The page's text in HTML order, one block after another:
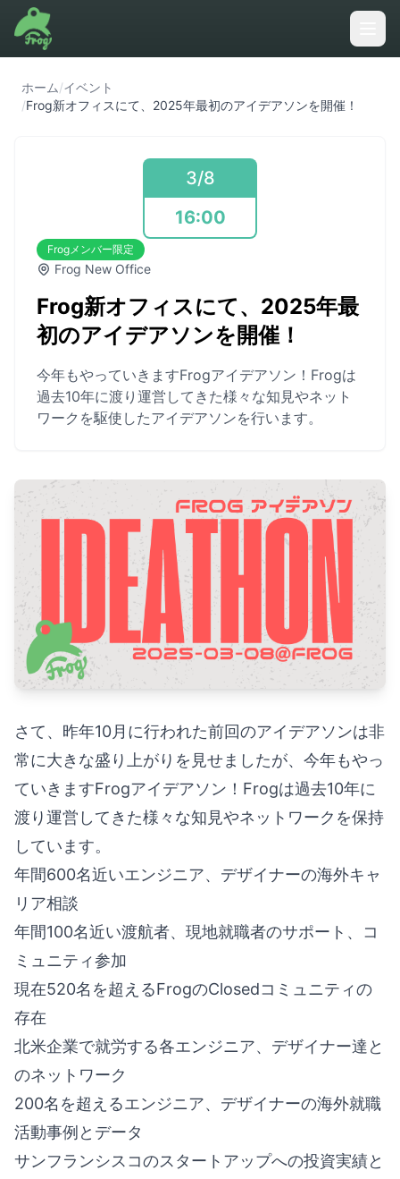
ホーム/イベント
/Frog新オフィスにて、2025年最初のアイデアソンを開催！
3/8
16:00
Frogメンバー限定
Frog New Office
Frog新オフィスにて、2025年最
初のアイデアソンを開催！
今年もやっていきますFrogアイデアソン！Frogは
過去10年に渡り運営してきた様々な知見やネット
ワークを駆使したアイデアソンを行います。
さて、昨年10月に行われた前回のアイデアソンは非
常に大きな盛り上がりを見せましたが、今年もやっ
ていきますFrogアイデアソン！Frogは過去10年に
渡り運営してきた様々な知見やネットワークを保持
しています。
年間600名近いエンジニア、デザイナーの海外キャ
リア相談
年間100名近い渡航者、現地就職者のサポート、コ
ミュニティ参加
現在520名を超えるFrogのClosedコミュニティの
存在
北米企業で就労する各エンジニア、デザイナー達と
のネットワーク
200名を超えるエンジニア、デザイナーの海外就職
活動事例 とデータ
サンフランシスコのスタートアップへの投資実績と